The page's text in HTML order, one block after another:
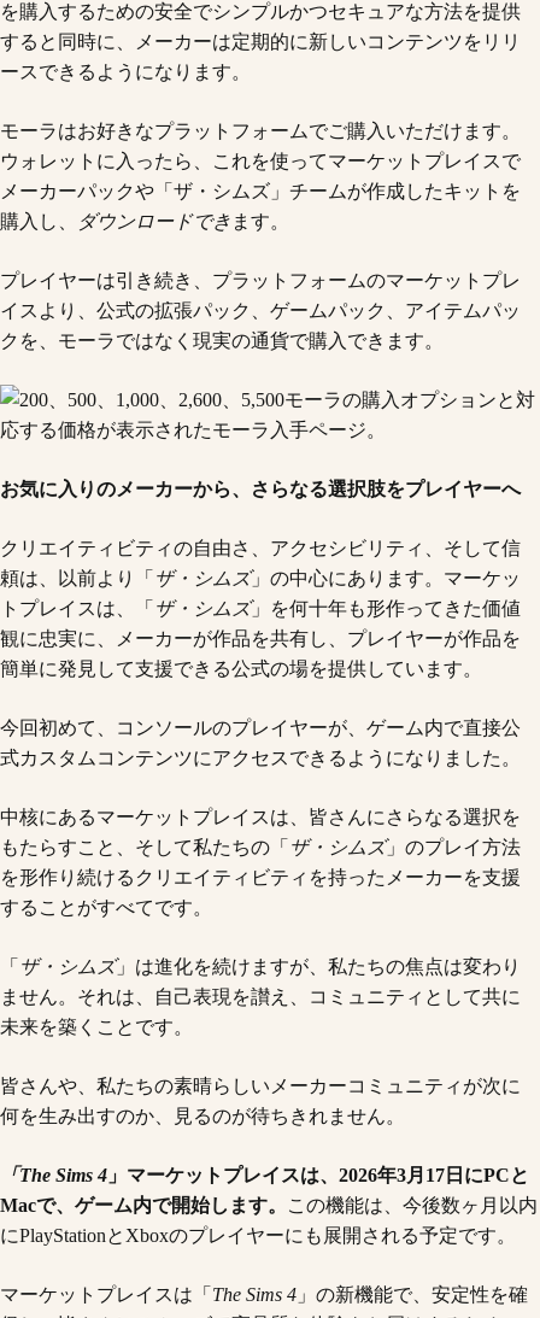
を購入するための安全でシンプルかつセキュアな方法を提供
すると同時に、メーカーは定期的に新しいコンテンツをリリ
ースできるようになります。
モーラはお好きなプラットフォームでご購入いただけます。
ウォレットに入ったら、これを使ってマーケットプレイスで
メーカーパックや「ザ・シムズ」チームが作成したキットを
購入し、
ダウンロードでき ます。
プレイヤーは引き続き、プラットフォームのマーケットプレ
イスより、公式の拡張パック、ゲームパック、アイテムパッ
クを、モーラではなく現実の通貨で購入できます。
お気に入りのメーカーから、さらなる選択肢をプレイヤーへ
クリエイティビティの自由さ、アクセシビリティ、そして信
頼は、以前より「 ザ・シムズ」の中心にあります。マーケッ
トプレイスは、「 ザ・シムズ」を何十年も形作ってきた価値
観に忠実に、メーカーが作品を共有し、プレイヤーが作品を
簡単に発見して支援できる公式の場を提供しています。
今回初めて、コンソールのプレイヤーが、ゲーム内で直接公
式カスタムコンテンツにアクセスできるようになりました。
中核にあるマーケットプレイスは、皆さんにさらなる選択を
もたらすこと、そして私たちの「 ザ・シムズ」のプレイ方法
を形作り続けるクリエイティビティを持ったメーカーを支援
することがすべてです。
「 ザ・シムズ」は進化を続けますが、私たちの焦点は変わり
ません。それは、自己表現を讃え、コミュニティとして共に
未来を築くことです。
皆さんや、私たちの素晴らしいメーカーコミュニティが次に
何を生み出すのか、見るのが待ちきれません。
「The Sims 4 」マーケットプレイスは、2026年3月17日にPCと
Macで、ゲーム内で開始します。
この機能は、今後数ヶ月以内
にPlayStationとXboxのプレイヤーにも展開される予定です。
マーケットプレイスは「 The Sims 4 」の新機能で、安定性を確